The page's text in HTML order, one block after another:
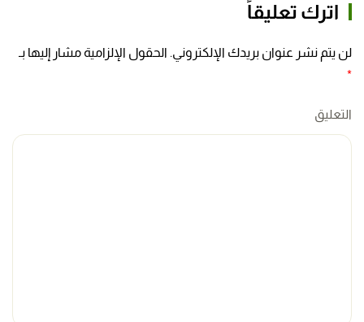
اترك تعليقاً
لن يتم نشر عنوان بريدك الإلكتروني. الحقول الإلزامية مشار إليها بـ
*
التعليق